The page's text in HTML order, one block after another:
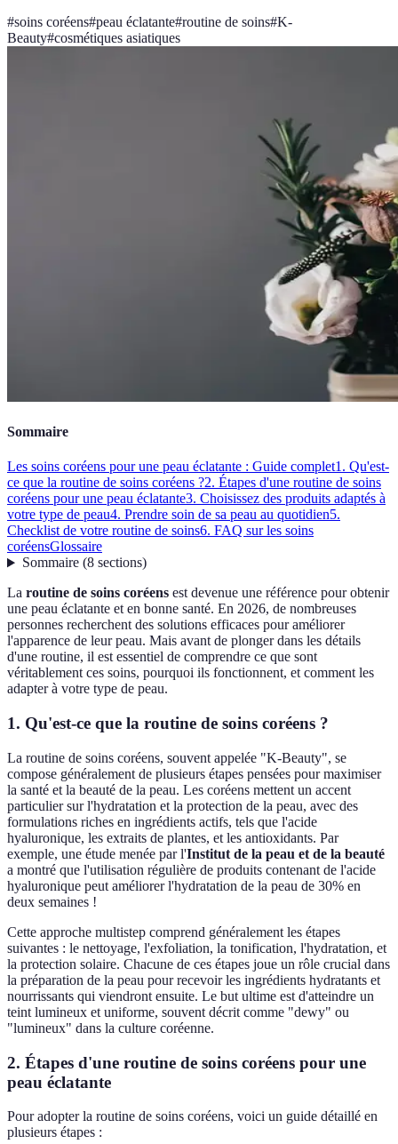
#soins coréens#peau éclatante#routine de soins#K-
Beauty#cosmétiques asiatiques
Sommaire
Les soins coréens pour une peau éclatante : Guide complet1. Qu'est-
ce que la routine de soins coréens ?2. Étapes d'une routine de soins
coréens pour une peau éclatante3. Choisissez des produits adaptés à
votre type de peau4. Prendre soin de sa peau au quotidien5.
Checklist de votre routine de soins6. FAQ sur les soins
coréensGlossaire
Sommaire(8 sections)
La routine de soins coréens est devenue une référence pour obtenir
une peau éclatante et en bonne santé. En 2026, de nombreuses
personnes recherchent des solutions efficaces pour améliorer
l'apparence de leur peau. Mais avant de plonger dans les détails
d'une routine, il est essentiel de comprendre ce que sont
véritablement ces soins, pourquoi ils fonctionnent, et comment les
adapter à votre type de peau.
1. Qu'est-ce que la routine de soins coréens ?
La routine de soins coréens, souvent appelée "K-Beauty", se
compose généralement de plusieurs étapes pensées pour maximiser
la santé et la beauté de la peau. Les coréens mettent un accent
particulier sur l'hydratation et la protection de la peau, avec des
formulations riches en ingrédients actifs, tels que l'acide
hyaluronique, les extraits de plantes, et les antioxidants. Par
exemple, une étude menée par l'Institut de la peau et de la beauté
a montré que l'utilisation régulière de produits contenant de l'acide
hyaluronique peut améliorer l'hydratation de la peau de 30% en
deux semaines !
Cette approche multistep comprend généralement les étapes
suivantes : le nettoyage, l'exfoliation, la tonification, l'hydratation, et
la protection solaire. Chacune de ces étapes joue un rôle crucial dans
la préparation de la peau pour recevoir les ingrédients hydratants et
nourrissants qui viendront ensuite. Le but ultime est d'atteindre un
teint lumineux et uniforme, souvent décrit comme "dewy" ou
"lumineux" dans la culture coréenne.
2. Étapes d'une routine de soins coréens pour une
peau éclatante
Pour adopter la routine de soins coréens, voici un guide détaillé en
plusieurs étapes :